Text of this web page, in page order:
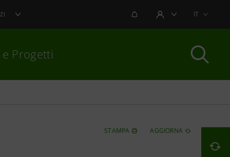
NOTIFICHEAREA UTENTEIT
e Progetti
STAMPA AGGIORNA